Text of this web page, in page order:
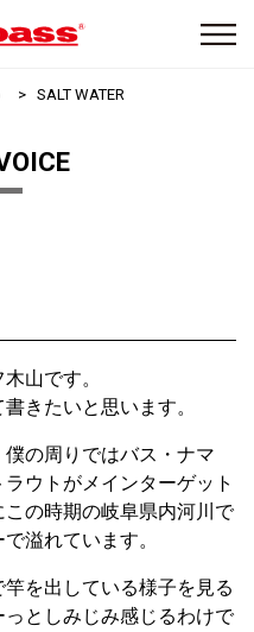
SALT WATER
山です。
きたいと思います。
の周りではバス・ナマ
ウトがメインターゲット
の時期の岐阜県内河川で
溢れています。
を出している様子を見る
としみじみ感じるわけで